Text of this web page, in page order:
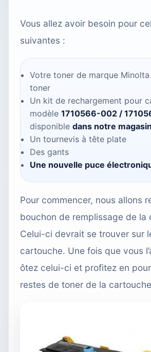
Vous allez avoir besoin pour
suivantes :
Votre toner de marque
toner
Un kit de rechargement pour
modèle 1710566-002 /
disponible dans notre magasin
Un tournevis à tête plate
Des gants
Une nouvelle puce
Pour commencer, nous allons
bouchon de remplissage de la
Celui-ci devrait se trouver sur
cartouche. Une fois que vous
ôtez celui-ci et profitez en
restes de toner de la